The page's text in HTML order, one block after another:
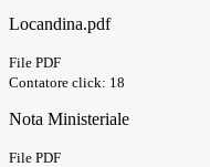
Locandina.pdf
File PDF
Contatore click: 18
Nota Ministeriale
File PDF